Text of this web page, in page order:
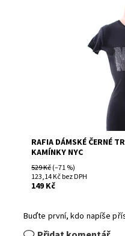
Skladem 1
121487BK
Rafia
RAFIA DÁMSKÉ ČERNÉ
KAMÍNKY NYC
529 Kč(–71 %)
123,14 Kč bez DPH
149 Kč
Buďte první, kdo napíše